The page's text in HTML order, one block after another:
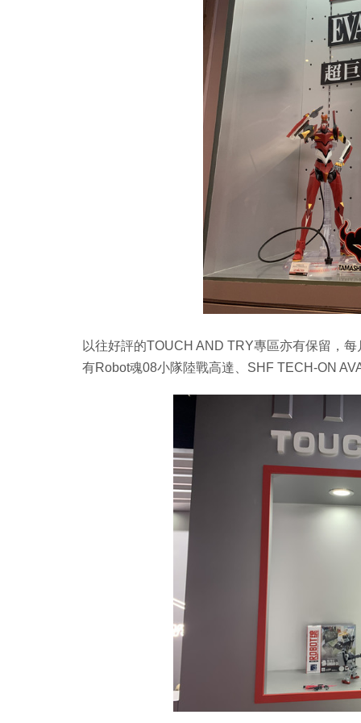
以往好評的TOUCH AND TRY專區亦有保留，
有Robot魂08小隊陸戰高達、SHF TECH-ON